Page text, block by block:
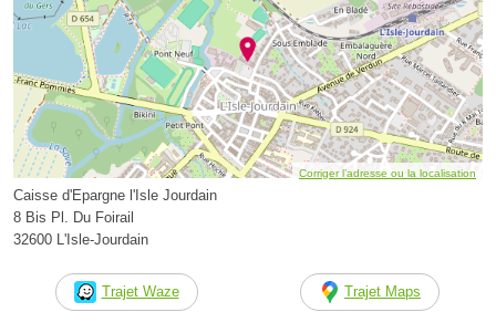
Corriger l’adresse ou la localisation
Caisse d'Epargne l'Isle Jourdain
8 Bis Pl. Du Foirail
32600 L'Isle-Jourdain
Trajet Waze Trajet Maps